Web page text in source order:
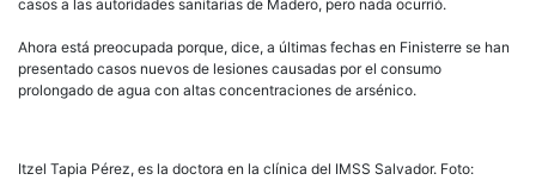
casos a las autoridades sanitarias de Madero, pero nada ocurrió.
Ahora está preocupada porque, dice, a últimas fechas en Finisterre se han
presentado casos nuevos de lesiones causadas por el consumo
prolongado de agua con altas concentraciones de arsénico.
Itzel Tapia Pérez, es la doctora en la clínica del IMSS Salvador. Foto: